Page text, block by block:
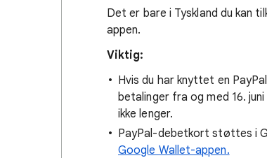
Det er bare i Tyskland du kan
appen.
Viktig:
Hvis du har knyttet en
betalinger fra og med 16.
ikke lenger.
PayPal-debetkort støttes i
Google Wallet-appen.